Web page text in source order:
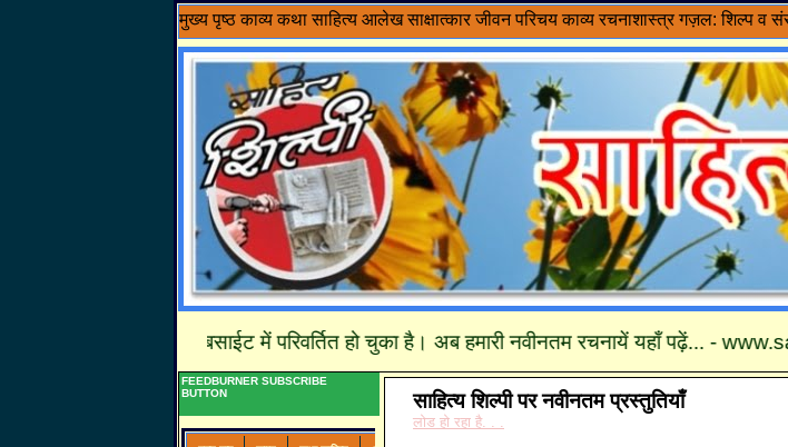
मुख्य पृष्ठ काव्य कथा साहित्य आलेख साक्षात्कार जीवन परिचय काव्य रचनाशास्त्र गज़ल: शिल्प व
शिल्पी एक पूर्ण वेबसाईट में परिवर्तित हो चुका है। अब हमारी नवीनतम रचनायें यहाँ पढ़ें... -
FEEDBURNER SUBSCRIBE
BUTTON
साहित्य शिल्पी पर नवीनतम प्रस्तुतियाँ
लोड हो रहा है. . .